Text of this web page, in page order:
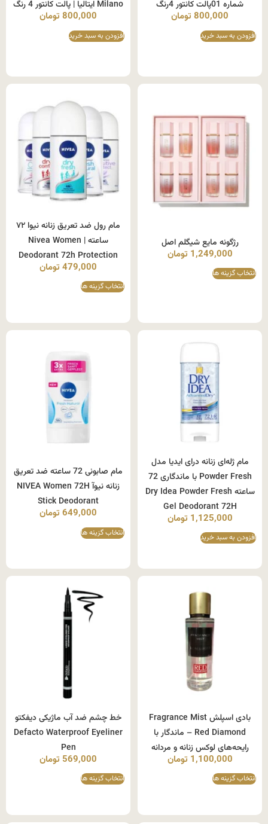
شماره 01پالت کانتور 4رنگ
800,000 تومان
افزودن به سبد خرید
Milano ایتالیا | پالت کانتور 4 رنگ
800,000 تومان
افزودن به سبد خرید
رژگونه مایع شیگلم اصل
1,249,000 تومان
انتخاب گزینه ها
مام رول ضد تعریق زنانه نیوا ۷۲
ساعته | Nivea Women
Deodorant 72h Protection
479,000 تومان
انتخاب گزینه ها
مام ژله‌ای زنانه درای ایدیا مدل
Powder Fresh با ماندگاری 72
ساعته Dry Idea Powder Fresh
Gel Deodorant 72H
1,125,000 تومان
افزودن به سبد خرید
مام صابونی 72 ساعته ضد تعریق
زنانه نیوآ NIVEA Women 72H
Stick Deodorant
649,000 تومان
انتخاب گزینه ها
بادی اسپلش Fragrance Mist
Red Diamond – ماندگار با
رایحه‌های لوکس زنانه و مردانه
1,100,000 تومان
انتخاب گزینه ها
خط چشم ضد آب ماژیکی دیفکتو
Defacto Waterproof Eyeliner
Pen
569,000 تومان
انتخاب گزینه ها